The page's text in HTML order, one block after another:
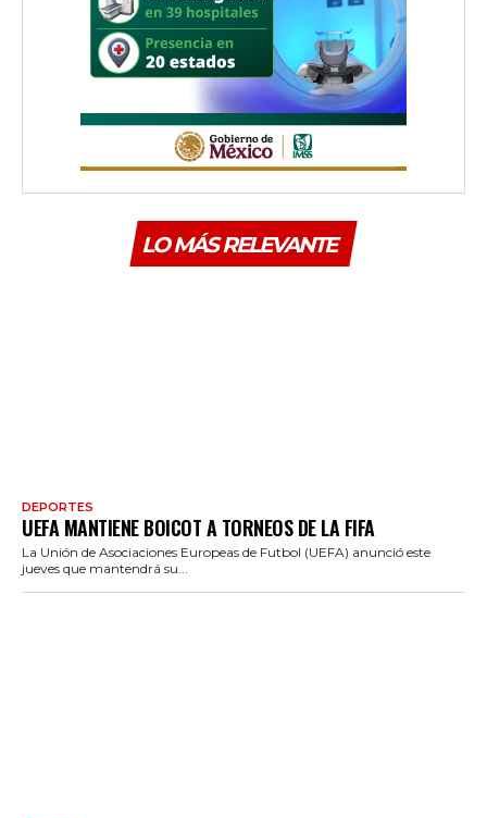
LO MÁS RELEVANTE
DEPORTES
UEFA MANTIENE BOICOT A TORNEOS DE LA FIFA
La Unión de Asociaciones Europeas de Futbol (UEFA) anunció este
jueves que mantendrá su...